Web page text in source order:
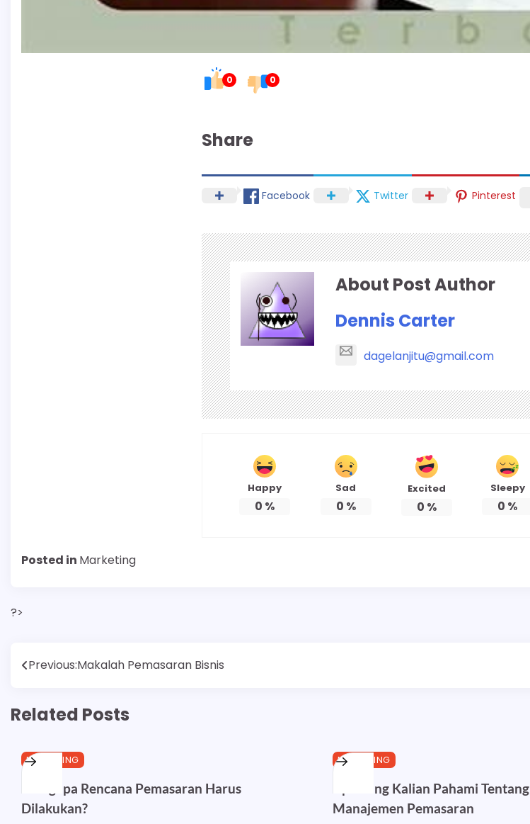
0 0
Share
Facebook Twitter Pinterest
About Post Author
Dennis Carter
dagelanjitu@gmail.com
Happy
0 %
Sad
0 %
Excited
0 %
Sleepy
0 %
Posted in Marketing
?>
Post
Previous:Makalah Pemasaran Bisnis
Related Posts
MARKETING
Mengapa Rencana Pemasaran Harus
Dilakukan?
MARKETING
Apa Yang Kalian Pahami Tentang
Manajemen Pemasaran